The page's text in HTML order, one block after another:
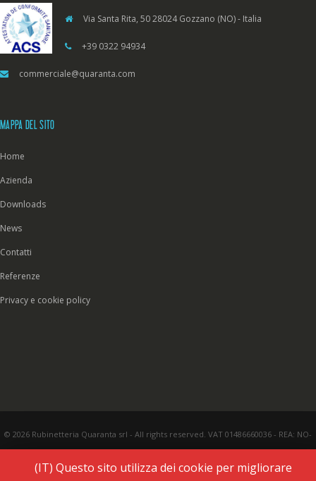
Via Santa Rita, 50 28024 Gozzano (NO) - Italia
+39 0322 94934
commerciale@quaranta.com
MAPPA DEL SITO
Home
Azienda
Downloads
News
Contatti
Referenze
Privacy e cookie policy
© 2026 Rubinetteria Quaranta srl - All rights reserved. VAT 01486660036 - REA: NO-
(IT) Questo sito utilizza dei cookie per migliorare